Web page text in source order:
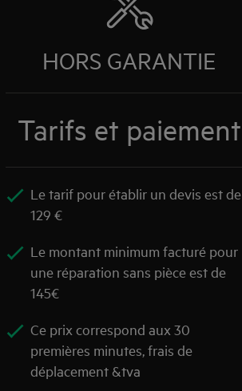
HORS GARANTIE
Tarifs et paiement
Le tarif pour établir un devis est de
129 €
Le montant minimum facturé pour
une réparation sans pièce est de
145€
Ce prix correspond aux 30
premières minutes, frais de
déplacement &tva